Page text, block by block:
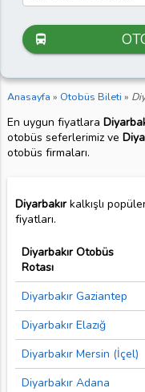
directions_bus
Anasayfa » Otobüs Bileti »
En uygun fiyatlara
otobüs seferlerimiz ve
otobüs firmaları.
Diyarbakırkalkışlı
fiyatları.
Diyarbakır Otobüs
Rotası
Diyarbakır Gaziantep
Diyarbakır Elazığ
Diyarbakır Mersin (İçel)
Diyarbakır Adana